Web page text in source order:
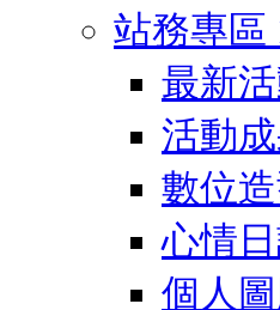
站務專區
最新
活動
數位
心情
個人